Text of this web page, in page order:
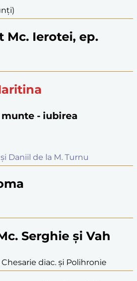
Mc. Ierotei, ep.
- iubirea
Daniil de la M. Turnu
Serghie și Vah
Chesarie diac. și Polihronie